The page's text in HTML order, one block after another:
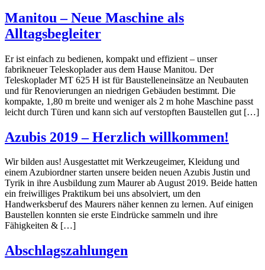
Manitou – Neue Maschine als
Alltagsbegleiter
Er ist einfach zu bedienen, kompakt und effizient – unser
fabrikneuer Teleskoplader aus dem Hause Manitou. Der
Teleskoplader MT 625 H ist für Baustelleneinsätze an Neubauten
und für Renovierungen an niedrigen Gebäuden bestimmt. Die
kompakte, 1,80 m breite und weniger als 2 m hohe Maschine passt
leicht durch Türen und kann sich auf verstopften Baustellen gut […]
Azubis 2019 – Herzlich willkommen!
Wir bilden aus! Ausgestattet mit Werkzeugeimer, Kleidung und
einem Azubiordner starten unsere beiden neuen Azubis Justin und
Tyrik in ihre Ausbildung zum Maurer ab August 2019. Beide hatten
ein freiwilliges Praktikum bei uns absolviert, um den
Handwerksberuf des Maurers näher kennen zu lernen. Auf einigen
Baustellen konnten sie erste Eindrücke sammeln und ihre
Fähigkeiten & […]
Abschlagszahlungen